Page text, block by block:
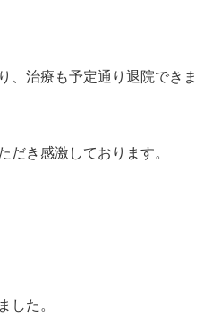
、治療も予定通り退院できま
だき感激しております。
した。